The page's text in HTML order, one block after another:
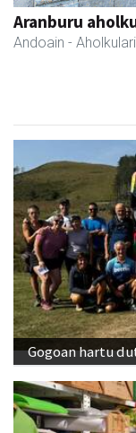
Kiwi Corner
Andoain -
Gogoan hartu